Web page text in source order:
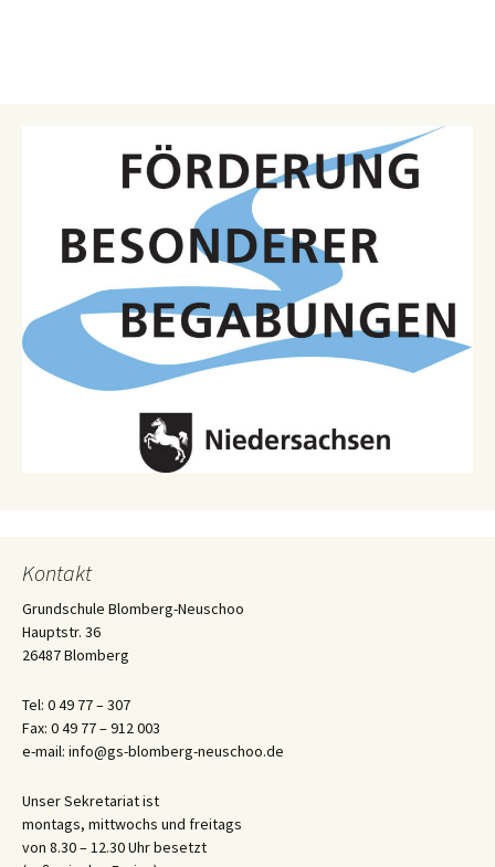
Kontakt
Grundschule Blomberg-Neuschoo
Hauptstr. 36
26487 Blomberg
Tel: 0 49 77 – 307
Fax: 0 49 77 – 912 003
e-mail: info@gs-blomberg-neuschoo.de
Unser Sekretariat ist
montags, mittwochs und freitags
von 8.30 – 12.30 Uhr besetzt